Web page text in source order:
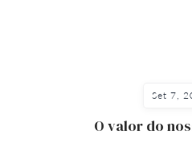
Set 7,
O valor do